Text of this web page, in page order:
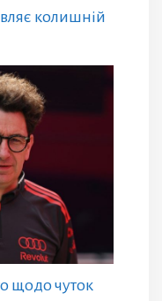
колишній
щодо чуток